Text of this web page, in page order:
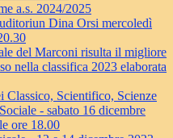
a.s. 2024/2025
Dina Orsi mercoledì
del Marconi risulta il migliore
nella classifica 2023 elaborata
Classico, Scientifico, Scienze
- sabato 16 dicembre
ore 18.00